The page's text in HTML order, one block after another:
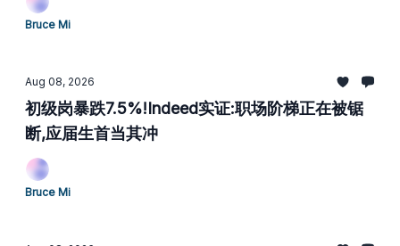
Bruce Mi
Aug 08, 2026
初级岗暴跌7.5%!Indeed实证:职场阶梯正在被锯
断,应届生首当其冲
Bruce Mi